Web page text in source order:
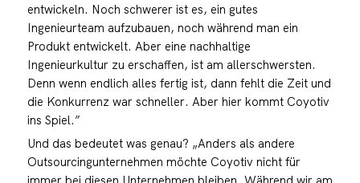
entwickeln. Noch schwerer ist es, ein gutes
Ingenieurteam aufzubauen, noch während man ein
Produkt entwickelt. Aber eine nachhaltige
Ingenieurkultur zu erschaffen, ist am allerschwersten.
Denn wenn endlich alles fertig ist, dann fehlt die Zeit und
die Konkurrenz war schneller. Aber hier kommt Coyotiv
ins Spiel.”
Und das bedeutet was genau? „Anders als andere
Outsourcingunternehmen möchte Coyotiv nicht für